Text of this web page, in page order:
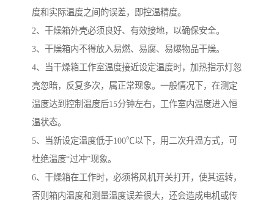
度和实际温度之间的误差，即控温精度。
2、干燥箱外壳必须良好、有效接地，以确保安全。
3、干燥箱内不得放入易燃、易腐、易爆物品干燥。
4、当干燥箱工作室温度接近设定温度时，加热指示灯忽
亮忽暗，反复多次，属正常现象。一般情况下，在测定
温度达到控制温度后15分钟左右，工作室内温度进入恒
温状态。
5、当新设定温度低于100℃以下，用二次升温方式，可
杜绝温度“过冲”现象。
6、干燥箱在工作时，必须将风机开关打开，使其运转，
否则箱内温度和测量温度误差很大，还会造成电机或传